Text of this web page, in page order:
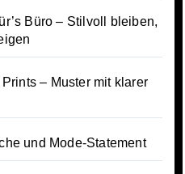
Büro – Stilvoll bleiben,
– Muster mit klarer
und Mode-Statement